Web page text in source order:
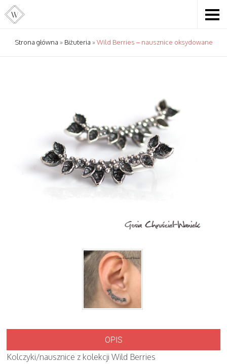
Strona główna » Biżuteria »Wild Berries – nausznice oksydowane
OPIS
Kolczyki/nausznice z kolekcji Wild Berries